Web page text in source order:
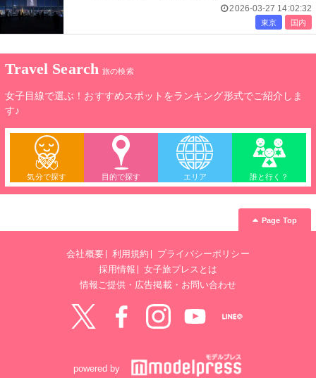
2026-03-27 14:02:32
東京 国内
Travel Search 旅の検索
女子目線で選ぶ！おすすめスポットをランキング形式でご紹介しま
す♪
気分で探す 目的で探す エリア 誰と行く？
Page Top
会社概要 利用規約
プライバシーポリシー
採用情報
女子旅プレスとは
情報ご提供・広告掲載・お問い合わせ
powered by